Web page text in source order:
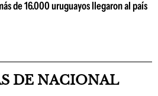
de 16.000 uruguayos llegaron al país
DE NACIONAL